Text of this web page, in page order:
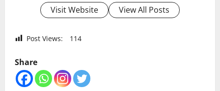
Visit Website View All Posts
Post Views: 114
Share